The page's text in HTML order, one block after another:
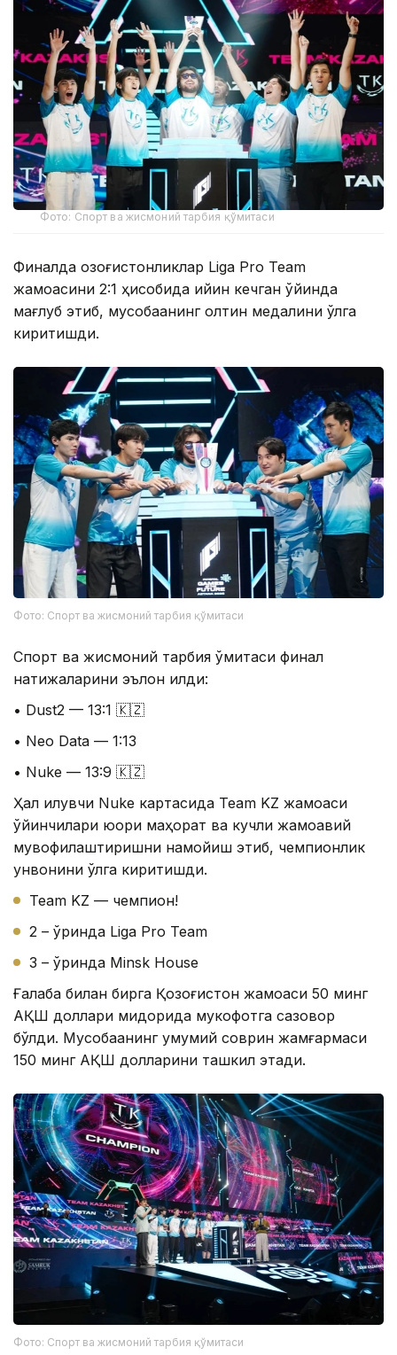
Фото: Спорт ва жисмоний тарбия қўмитаси
Финалда қозоғистонликлар Liga Pro Team
жамоасини 2:1 ҳисобида қийин кечган ўйинда
мағлуб этиб, мусобақанинг олтин медалини қўлга
киритишди.
Фото: Спорт ва жисмоний тарбия қўмитаси
Спорт ва жисмоний тарбия қўмитаси финал
натижаларини эълон қилди:
• Dust2 — 13:1 🇰🇿
• Neo Data — 1:13
• Nuke — 13:9 🇰🇿
Ҳал қилувчи Nuke картасида Team KZ жамоаси
ўйинчилари юқори маҳорат ва кучли жамоавий
мувофиқлаштиришни намойиш этиб, чемпионлик
унвонини қўлга киритишди.
Team KZ — чемпион!
2 – ўринда Liga Pro Team
3 – ўринда Minsk House
Ғалаба билан бирга Қозоғистон жамоаси 50 минг
АҚШ доллари миқдорида мукофотга сазовор
бўлди. Мусобақанинг умумий соврин жамғармаси
150 минг АҚШ долларини ташкил этади.
Фото: Спорт ва жисмоний тарбия қўмитаси